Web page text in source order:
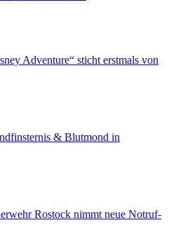
Adventure“ sticht erstmals von
& Blutmond in
Rostock nimmt neue Notruf-